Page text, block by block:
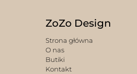
ZoZo Design
Strona główna
O nas
Butiki
Kontakt